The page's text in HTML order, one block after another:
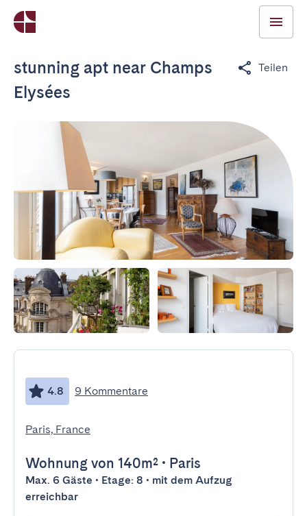
stunning apt near Champs
Elysées
Teilen
4.8 9 Kommentare
Paris, France
Wohnung von 140m² • Paris
Max. 6 Gäste • Etage: 8 • mit dem Aufzug
erreichbar